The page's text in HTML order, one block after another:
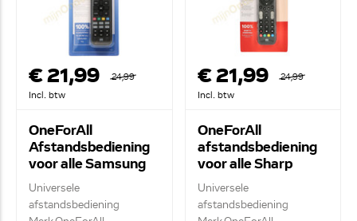
€ 21,99
24,99
Incl. btw
OneForAll
Afstandsbediening
voor alle Samsung
televisies URC1910
Universele
afstandsbediening
€ 21,99
24,99
Incl. btw
OneForAll
afstandsbediening
voor alle Sharp
televisies URC1921
Universele
afstandsbediening